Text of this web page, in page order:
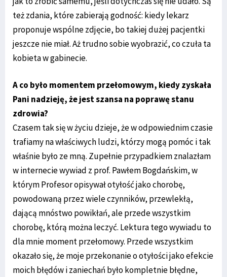
też zdania, które zabierają godność: kiedy lekarz
proponuje wspólne zdjęcie, bo takiej dużej pacjentki
jeszcze nie miał. Aż trudno sobie wyobrazić, co czuła ta
kobieta w gabinecie.
A co było momentem przełomowym, kiedy zyskała
Pani nadzieję, że jest szansa na poprawę stanu
zdrowia?
Czasem tak się w życiu dzieje, że w odpowiednim czasie
trafiamy na właściwych ludzi, którzy mogą pomóc i tak
właśnie było ze mną. Zupełnie przypadkiem znalazłam
w internecie wywiad z prof. Pawłem Bogdańskim, w
którym Profesor opisywał otyłość jako chorobę,
powodowaną przez wiele czynników, przewlekłą,
dającą mnóstwo powikłań, ale przede wszystkim
chorobę, którą można leczyć. Lektura tego wywiadu to
dla mnie moment przełomowy. Przede wszystkim
okazało się, że moje przekonanie o otyłości jako efekcie
moich błędów i zaniechań było kompletnie błędne,